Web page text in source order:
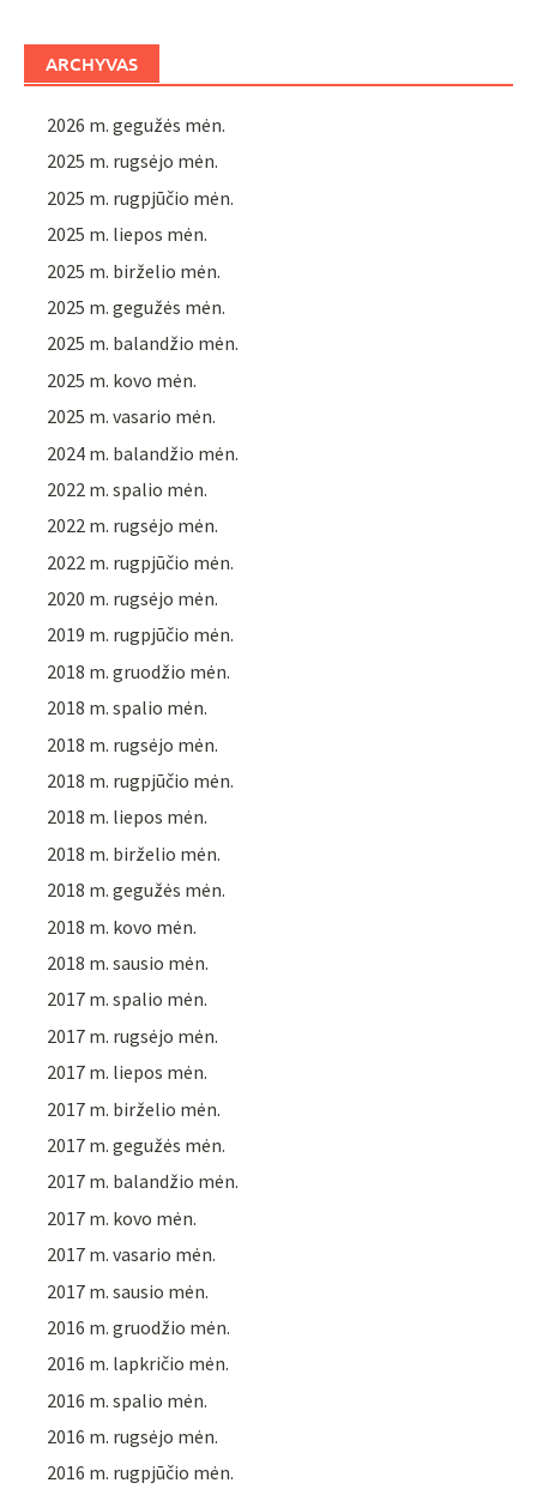
ARCHYVAS
2026 m. gegužės mėn.
2025 m. rugsėjo mėn.
2025 m. rugpjūčio mėn.
2025 m. liepos mėn.
2025 m. birželio mėn.
2025 m. gegužės mėn.
2025 m. balandžio mėn.
2025 m. kovo mėn.
2025 m. vasario mėn.
2024 m. balandžio mėn.
2022 m. spalio mėn.
2022 m. rugsėjo mėn.
2022 m. rugpjūčio mėn.
2020 m. rugsėjo mėn.
2019 m. rugpjūčio mėn.
2018 m. gruodžio mėn.
2018 m. spalio mėn.
2018 m. rugsėjo mėn.
2018 m. rugpjūčio mėn.
2018 m. liepos mėn.
2018 m. birželio mėn.
2018 m. gegužės mėn.
2018 m. kovo mėn.
2018 m. sausio mėn.
2017 m. spalio mėn.
2017 m. rugsėjo mėn.
2017 m. liepos mėn.
2017 m. birželio mėn.
2017 m. gegužės mėn.
2017 m. balandžio mėn.
2017 m. kovo mėn.
2017 m. vasario mėn.
2017 m. sausio mėn.
2016 m. gruodžio mėn.
2016 m. lapkričio mėn.
2016 m. spalio mėn.
2016 m. rugsėjo mėn.
2016 m. rugpjūčio mėn.